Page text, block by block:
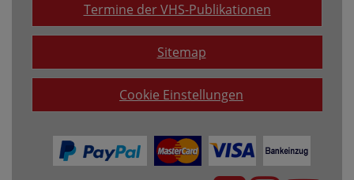
Termine der VHS-Publikationen
Sitemap
Cookie Einstellungen